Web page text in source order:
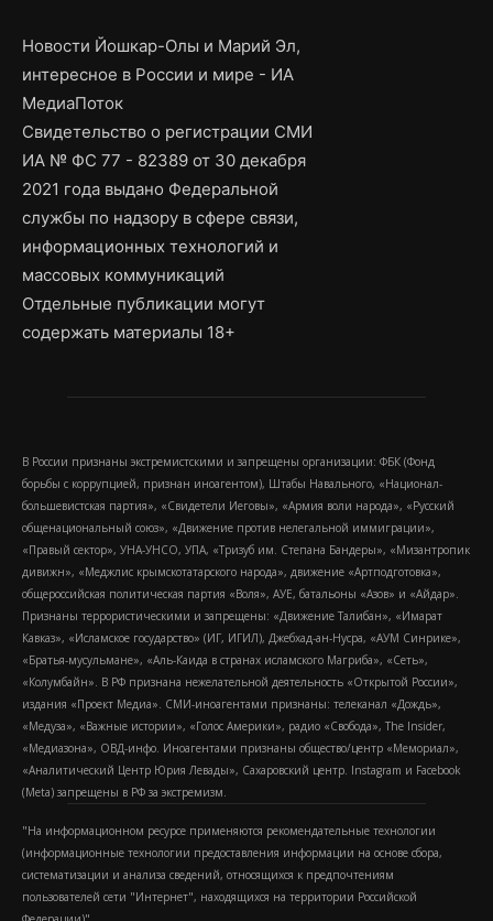
Новости Йошкар-Олы и Марий Эл,
интересное в России и мире - ИА
МедиаПоток
Свидетельство о регистрации СМИ
ИА № ФС 77 - 82389 от 30 декабря
2021 года выдано Федеральной
службы по надзору в сфере связи,
информационных технологий и
массовых коммуникаций
Отдельные публикации могут
содержать материалы 18+
В России признаны экстремистскими и запрещены организации: ФБК (Фонд
борьбы с коррупцией, признан иноагентом), Штабы Навального, «Национал-
большевистская партия», «Свидетели Иеговы», «Армия воли народа», «Русский
общенациональный союз», «Движение против нелегальной иммиграции»,
«Правый сектор», УНА-УНСО, УПА, «Тризуб им. Степана Бандеры», «Мизантропик
дивижн», «Меджлис крымскотатарского народа», движение «Артподготовка»,
общероссийская политическая партия «Воля», АУЕ, батальоны «Азов» и «Айдар».
Признаны террористическими и запрещены: «Движение Талибан», «Имарат
Кавказ», «Исламское государство» (ИГ, ИГИЛ), Джебхад-ан-Нусра, «АУМ Синрике»,
«Братья-мусульмане», «Аль-Каида в странах исламского Магриба», «Сеть»,
«Колумбайн». В РФ признана нежелательной деятельность «Открытой России»,
издания «Проект Медиа». СМИ-иноагентами признаны: телеканал «Дождь»,
«Медуза», «Важные истории», «Голос Америки», радио «Свобода», The Insider,
«Медиазона», ОВД-инфо. Иноагентами признаны общество/центр «Мемориал»,
«Аналитический Центр Юрия Левады», Сахаровский центр. Instagram и Facebook
(Metа) запрещены в РФ за экстремизм.
"На информационном ресурсе применяются рекомендательные технологии
(информационные технологии предоставления информации на основе сбора,
систематизации и анализа сведений, относящихся к предпочтениям
пользователей сети "Интернет", находящихся на территории Российской